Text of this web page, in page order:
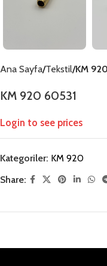
Ana Sayfa Tekstil KM 920
KM 920 60531
Login to see prices
Kategoriler: KM 920
Share: